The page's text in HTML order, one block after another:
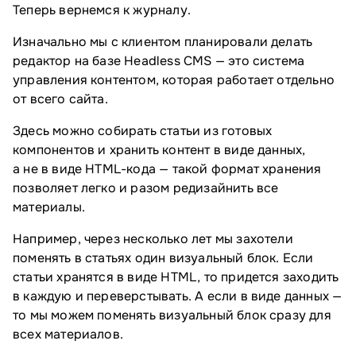
Теперь вернемся к журналу.
Изначально мы с клиентом планировали делать
редактор на базе Headless CMS — это система
управления контентом, которая работает отдельно
от всего сайта.
Здесь можно собирать статьи из готовых
компонентов и хранить контент в виде данных,
а не в виде HTML-кода — такой формат хранения
позволяет легко и разом редизайнить все
материалы.
Например, через несколько лет мы захотели
поменять в статьях один визуальный блок. Если
статьи хранятся в виде HTML, то придется заходить
в каждую и переверстывать. А если в виде данных —
то мы можем поменять визуальный блок сразу для
всех материалов.